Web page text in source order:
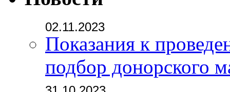
Новости
02.11.2023
Показания к
подбор донорского